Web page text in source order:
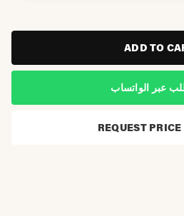
ADD TO
عبر الواتساب
REQUEST